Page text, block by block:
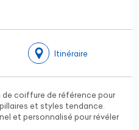
Itinéraire
coiffure de référence pour
et styles tendance.
et personnalisé pour révéler